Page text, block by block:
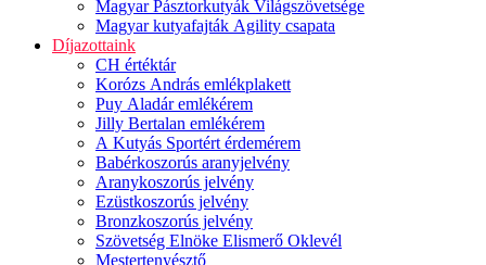
Magyar Pásztorkutyák Világszövetsége
Magyar kutyafajták Agility csapata
Díjazottaink
CH értéktár
Korózs András emlékplakett
Puy Aladár emlékérem
Jilly Bertalan emlékérem
A Kutyás Sportért érdemérem
Babérkoszorús aranyjelvény
Aranykoszorús jelvény
Ezüstkoszorús jelvény
Bronzkoszorús jelvény
Szövetség Elnöke Elismerő Oklevél
Mestertenyésztő